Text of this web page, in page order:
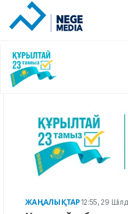
ЖАҢАЛЫҚТАР 12:55, 29